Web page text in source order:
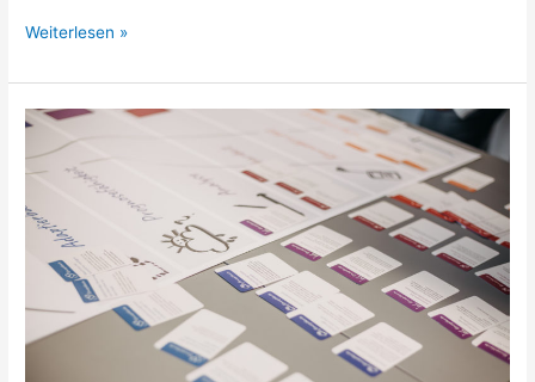
Weiterlesen »
Planspiel
Industrie
4.0
Einführung
digitale
Transformation